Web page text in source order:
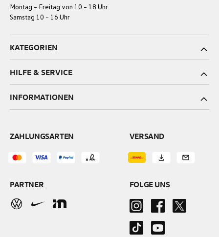
Montag – Freitag von 10 – 18 Uhr
Samstag 10 – 16 Uhr
KATEGORIEN
HILFE & SERVICE
INFORMATIONEN
PARTNER
VERSAND
ZAHLUNGSARTEN
FOLGE UNS